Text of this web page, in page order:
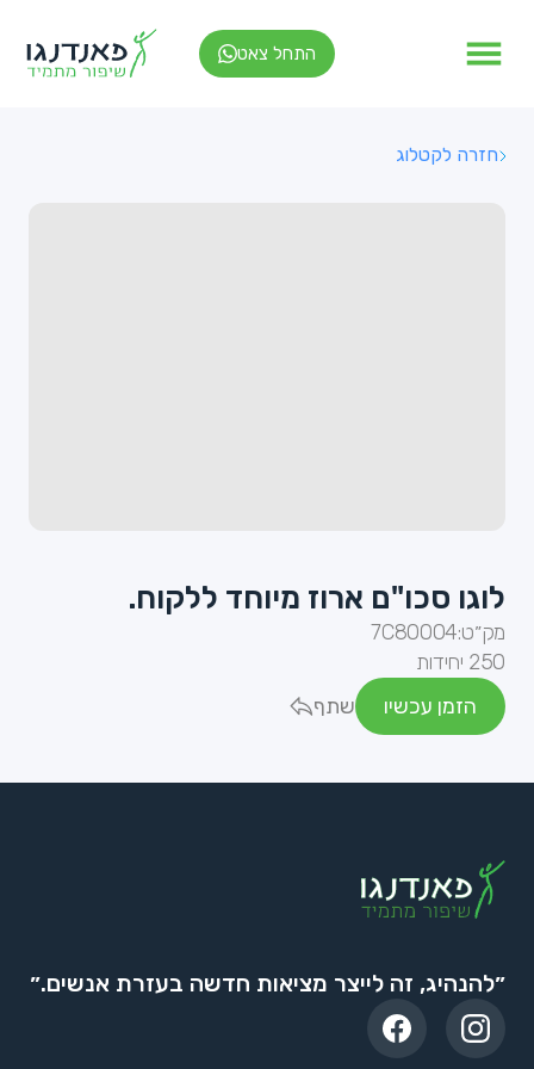
התחל צאט
חזרה לקטלוג
לוגו סכו"ם ארוז מיוחד ללקוח.
מק״ט:7C80004
250 יחידות
הזמן עכשיו
שתף
״להנהיג, זה לייצר מציאות חדשה בעזרת אנשים.״